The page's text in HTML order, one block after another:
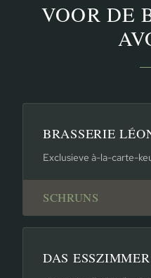
VOOR DE
BRASSERIE
Exclusieve à-la-carte-
SCHRUNS
DAS ESSZIMMER